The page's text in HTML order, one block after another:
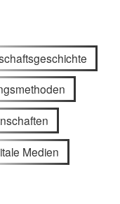
Medien